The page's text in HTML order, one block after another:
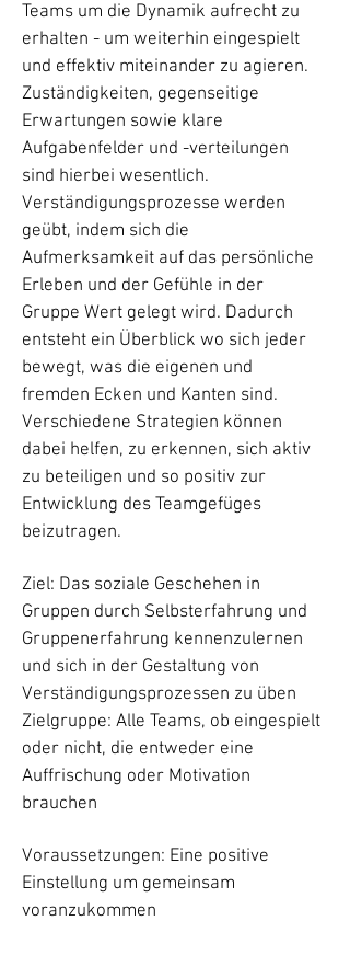
Teams um die Dynamik aufrecht zu
erhalten - um weiterhin eingespielt
und effektiv miteinander zu agieren.
Zuständigkeiten, gegenseitige
Erwartungen sowie klare
Aufgabenfelder und -verteilungen
sind hierbei wesentlich.
Verständigungsprozesse werden
geübt, indem sich die
Aufmerksamkeit auf das persönliche
Erleben und der Gefühle in der
Gruppe Wert gelegt wird. Dadurch
entsteht ein Überblick wo sich jeder
bewegt, was die eigenen und
fremden Ecken und Kanten sind.
Verschiedene Strategien können
dabei helfen, zu erkennen, sich aktiv
zu beteiligen und so positiv zur
Entwicklung des Teamgefüges
beizutragen.
Ziel: Das soziale Geschehen in
Gruppen durch Selbsterfahrung und
Gruppenerfahrung kennenzulernen
und sich in der Gestaltung von
Verständigungsprozessen zu üben
Zielgruppe: Alle Teams, ob eingespielt
oder nicht, die entweder eine
Auffrischung oder Motivation
brauchen
Voraussetzungen: Eine positive
Einstellung um gemeinsam
voranzukommen